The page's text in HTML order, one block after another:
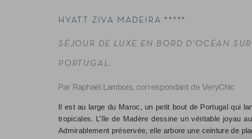
HYATT ZIVA MADEIRA *****
SÉJOUR DE LUXE EN BORD D'OCÉAN
PORTUGAL.
Par Raphaël Lambois, correspondant de VeryChic
Il est au large du Maroc, un petit bout de Portugal qui
tropicales. L’île de Madère dessine un véritable joyau
Admirablement préservée, elle arbore une ceinture de